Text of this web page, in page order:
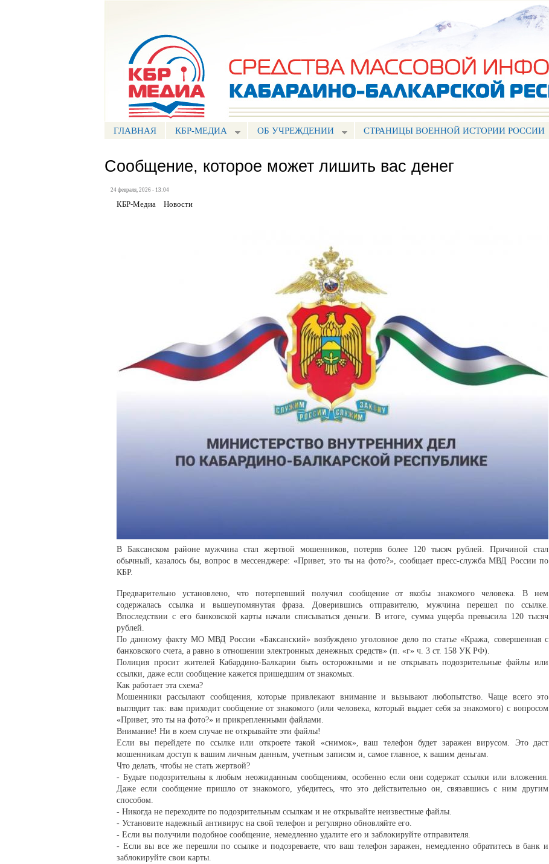
ГЛАВНАЯ КБР-МЕДИА ОБ УЧРЕЖДЕНИИ СТРАНИЦЫ ВОЕННОЙ ИСТОРИИ РОССИИ
Сообщение, которое может лишить вас денег
24 февраля, 2026 - 13:04
КБР-Медиа Новости
В Баксанском районе мужчина стал жертвой мошенников, потеряв более 120 тысяч рублей. Причиной стал
обычный, казалось бы, вопрос в мессенджере: «Привет, это ты на фото?», сообщает пресс-служба МВД России по
КБР.
Предварительно установлено, что потерпевший получил сообщение от якобы знакомого человека. В нем
содержалась ссылка и вышеупомянутая фраза. Доверившись отправителю, мужчина перешел по ссылке.
Впоследствии с его банковской карты начали списываться деньги. В итоге, сумма ущерба превысила 120 тысяч
рублей.
По данному факту МО МВД России «Баксанский» возбуждено уголовное дело по статье «Кража, совершенная с
банковского счета, а равно в отношении электронных денежных средств» (п. «г» ч. 3 ст. 158 УК РФ).
Полиция просит жителей Кабардино-Балкарии быть осторожными и не открывать подозрительные файлы или
ссылки, даже если сообщение кажется пришедшим от знакомых.
Как работает эта схема?
Мошенники рассылают сообщения, которые привлекают внимание и вызывают любопытство. Чаще всего это
выглядит так: вам приходит сообщение от знакомого (или человека, который выдает себя за знакомого) с вопросом
«Привет, это ты на фото?» и прикрепленными файлами.
Внимание! Ни в коем случае не открывайте эти файлы!
Если вы перейдете по ссылке или откроете такой «снимок», ваш телефон будет заражен вирусом. Это даст
мошенникам доступ к вашим личным данным, учетным записям и, самое главное, к вашим деньгам.
Что делать, чтобы не стать жертвой?
- Будьте подозрительны к любым неожиданным сообщениям, особенно если они содержат ссылки или вложения.
Даже если сообщение пришло от знакомого, убедитесь, что это действительно он, связавшись с ним другим
способом.
- Никогда не переходите по подозрительным ссылкам и не открывайте неизвестные файлы.
- Установите надежный антивирус на свой телефон и регулярно обновляйте его.
- Если вы получили подобное сообщение, немедленно удалите его и заблокируйте отправителя.
- Если вы все же перешли по ссылке и подозреваете, что ваш телефон заражен, немедленно обратитесь в банк и
заблокируйте свои карты.